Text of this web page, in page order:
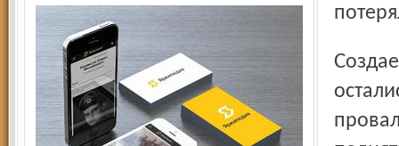
Создается такое впечатление, что клуб и команда